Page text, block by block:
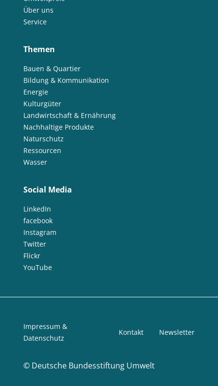
Über uns
Service
Themen
Bauen & Quartier
Bildung & Kommunikation
Energie
Kulturgüter
Landwirtschaft & Ernährung
Nachhaltige Produkte
Naturschutz
Ressourcen
Wasser
Social Media
LinkedIn
facebook
Instagram
Twitter
Flickr
YouTube
© Deutsche Bundesstiftung Umwelt
Impressum &
Datenschutz
Kontakt Newsletter